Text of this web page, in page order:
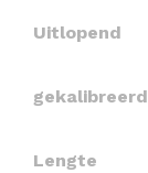
Uitlopend
gekalibreerd
Lengte